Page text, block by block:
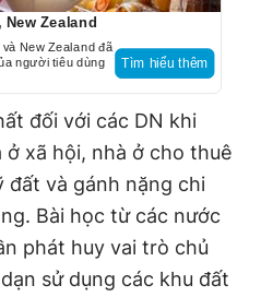
Zealand
New Zealand đã
người tiêu dùng
Tìm hiểu thêm
đối với các DN khi
xã hội, nhà ở cho thuê
đất và gánh nặng chi
Bài học từ các nước
phát huy vai trò chủ
sử dụng các khu đất